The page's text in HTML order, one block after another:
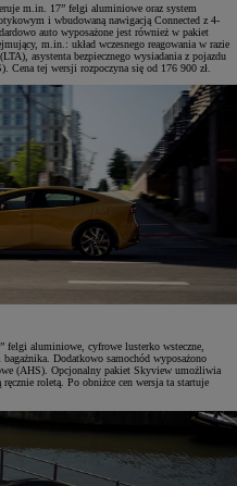
m.in. 17” felgi aluminiowe oraz system
i wbudowaną nawigacją Connected z 4-
auto wyposażone jest również w pakiet
m.in.: układ wczesnego reagowania w razie
asystenta bezpiecznego wysiadania z pojazdu
Cena tej wersji rozpoczyna się od 176 900 zł.
felgi aluminiowe, cyfrowe lusterko wsteczne,
Dodatkowo samochód wyposażono
(AHS). Opcjonalny pakiet Skyview umożliwia
ręcznie roletą. Po obniżce cen wersja ta startuje